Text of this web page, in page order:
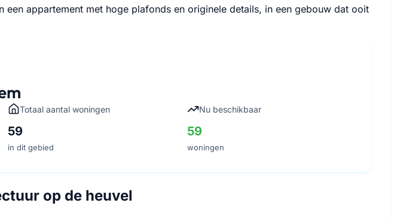
een appartement met hoge plafonds en originele details, in een gebouw dat ooit
Totaal aantal woningen
59
in dit gebied
Nu beschikbaar
59
woningen
op de heuvel